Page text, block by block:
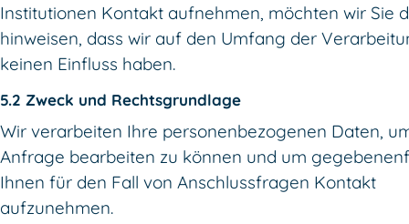
Institutionen Kontakt aufnehmen, möchten wir Sie
hinweisen, dass wir auf den Umfang der
keinen Einfluss haben.
5.2 Zweck und Rechtsgrundlage
Wir verarbeiten Ihre personenbezogenen Daten,
Anfrage bearbeiten zu können und um
Ihnen für den Fall von Anschlussfragen Kontakt
aufzunehmen.